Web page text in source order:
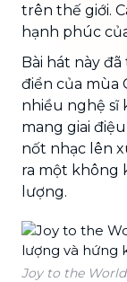
trên thế giới.
hạnh phúc
Bài hát này
điển của mùa
nhiều nghệ sĩ
mang giai
nốt nhạc lên
ra một không
lượng.
Joy to the